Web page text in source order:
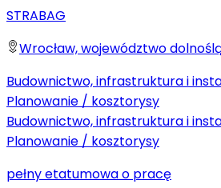
STRABAG
Wrocław, województwo
Budownictwo, infrastruktura i
Planowanie / kosztorysy
Budownictwo, infrastruktura i
Planowanie / kosztorysy
pełny etatumowa o pracę